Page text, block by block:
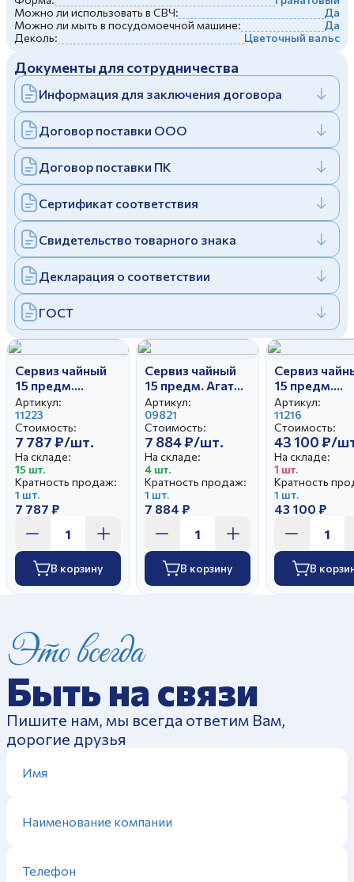
Отправить
Заполняя и отправляя форму, вы соглашаетесь
cполитикой конфиденциальности
Заполняя и отправляя форму, вы соглашаетесь
cполитикой конфиденциальности
Дулевский фарфоровый завод ©
Можно ли использовать в СВЧ:
Да
Можно ли мыть в посудомоечной машине:
Да
Деколь:
Цветочный вальс
Документы для сотрудничества
Информация для заключения договора
Договор поставки ООО
Договор поставки ПК
Сертификат соответствия
Свидетельство товарного знака
Декларация о соответствии
ГОСТ
Сервиз чайный
15 предм.
Купеческий
Московский с
лентой
Артикул:
11223
Стоимость:
7 787 ₽/шт.
На складе:
15 шт.
Кратность продаж:
1 шт.
7 787 ₽
В корзину
Сервиз чайный
15 предм. Агат
Силуэты
Артикул:
09821
Стоимость:
7 884 ₽/шт.
На складе:
4 шт.
Кратность продаж:
1 шт.
7 884 ₽
В корзину
Сервиз
15 предм.
Артикул:
11216
Стоимость:
43 100 ₽/
На складе:
1 шт.
Кратность
1 шт.
43 100 ₽
В
Это всегда
Быть на связи
Пишите нам, мы всегда ответим Вам,
дорогие друзья